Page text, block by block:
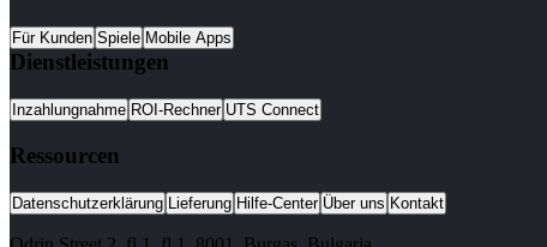
Für Kunden Spiele Mobile Apps
Dienstleistungen
Inzahlungnahme ROI-Rechner UTS Connect
Ressourcen
Datenschutzerklärung Lieferung Hilfe-Center Über uns Kontakt